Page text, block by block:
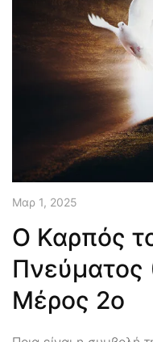
Μαρ 1, 2025
Ο Καρπός
Πνεύματος
Μέρος 2ο